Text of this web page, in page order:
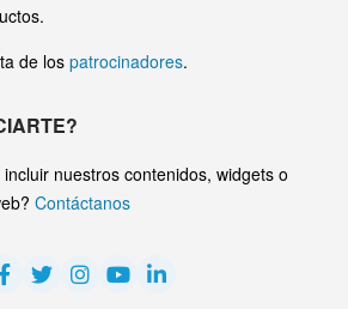
de los patrocinadores.
nuestros contenidos, widgets o
Contáctanos